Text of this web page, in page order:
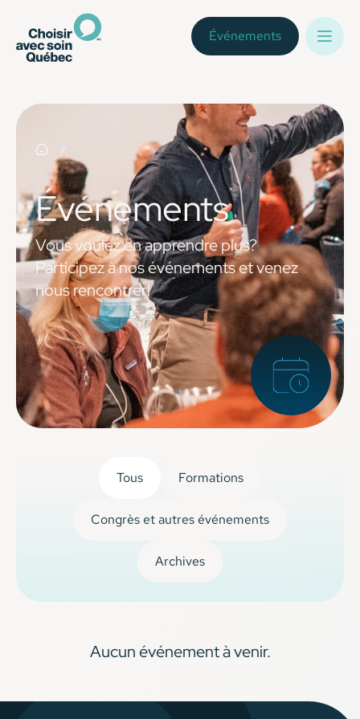
Événements
Événements
Vous voulez en apprendre plus?
Participez à nos événements et venez
nous rencontrer!
Tous Formations
Congrès et autres événements
Archives
Aucun événement à venir.